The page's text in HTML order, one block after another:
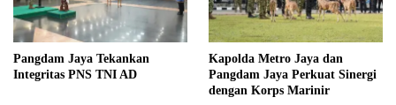
Pangdam Jaya Tekankan
Integritas PNS TNI AD
Kapolda Metro Jaya dan
Pangdam Jaya Perkuat Sinergi
dengan Korps Marinir